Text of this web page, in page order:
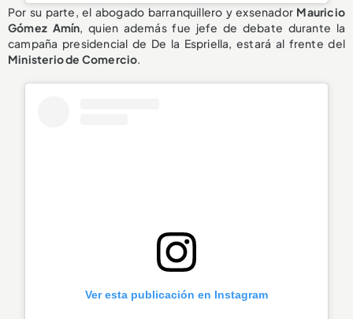
Por su parte, el abogado barranquillero y exsenador Mauricio
Gómez Amín, quien además fue jefe de debate durante la
campaña presidencial de De la Espriella, estará al frente del
Ministerio de Comercio.
Ver esta publicación en Instagram